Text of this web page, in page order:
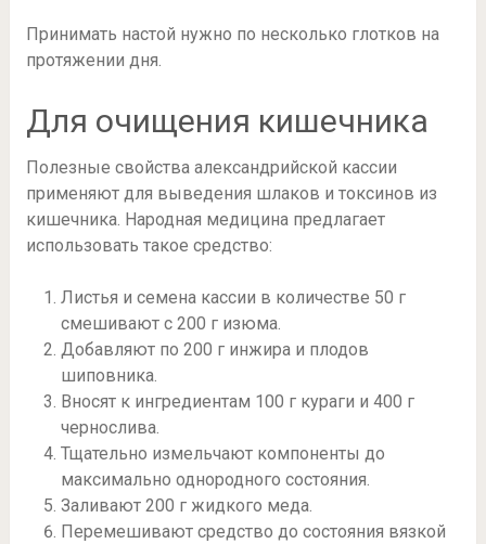
Принимать настой нужно по несколько глотков на
протяжении дня.
Для очищения кишечника
Полезные свойства александрийской кассии
применяют для выведения шлаков и токсинов из
кишечника. Народная медицина предлагает
использовать такое средство:
Листья и семена кассии в количестве 50 г
смешивают с 200 г изюма.
Добавляют по 200 г инжира и плодов
шиповника.
Вносят к ингредиентам 100 г кураги и 400 г
чернослива.
Тщательно измельчают компоненты до
максимально однородного состояния.
Заливают 200 г жидкого меда.
Перемешивают средство до состояния вязкой